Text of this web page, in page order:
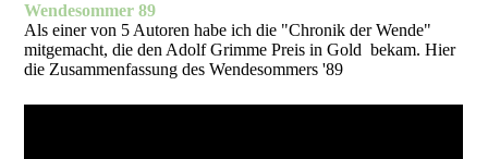
Wendesommer 89
Als einer von 5 Autoren habe ich die "Chronik der Wende"
mitgemacht, die den Adolf Grimme Preis in Gold bekam. Hier
die Zusammenfassung des Wendesommers '89